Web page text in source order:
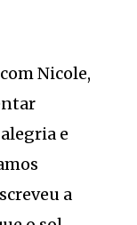
Nicole,
e
a